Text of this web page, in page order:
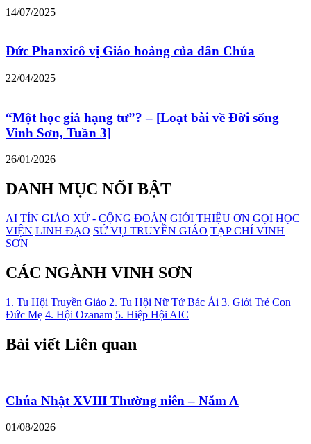
14/07/2025
Đức Phanxicô vị Giáo hoàng của dân Chúa
22/04/2025
“Một học giả hạng tư”? – [Loạt bài về Đời sống
Vinh Sơn, Tuần 3]
26/01/2026
DANH MỤC NỔI BẬT
AI TÍN GIÁO XỨ - CỘNG ĐOÀN GIỚI THIỆU ƠN GỌI HỌC
VIỆN LINH ĐẠO SỨ VỤ TRUYỀN GIÁO TẠP CHÍ VINH
SƠN
CÁC NGÀNH VINH SƠN
1. Tu Hội Truyền Giáo 2. Tu Hội Nữ Tử Bác Ái 3. Giới Trẻ Con
Đức Mẹ 4. Hội Ozanam 5. Hiệp Hội AIC
Bài viết Liên quan
Chúa Nhật XVIII Thường niên – Năm A
01/08/2026